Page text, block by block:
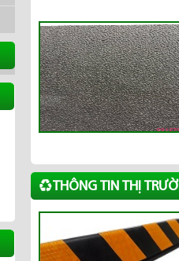
THÔNG TIN THỊ